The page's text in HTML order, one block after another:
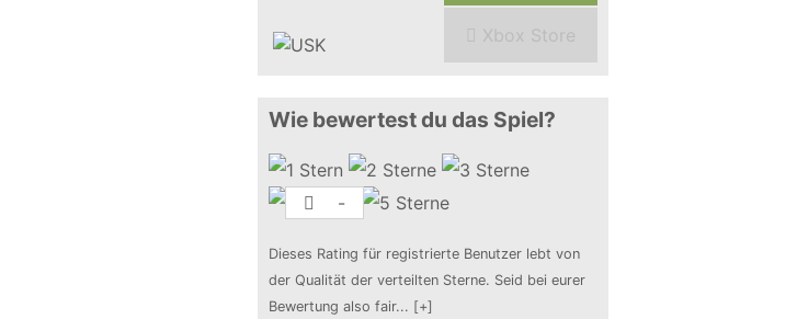
Xbox Store
Wie bewertest du das Spiel?
-
Dieses Rating für registrierte Benutzer lebt von
der Qualität der verteilten Sterne. Seid bei eurer
Bewertung also fair... [+]